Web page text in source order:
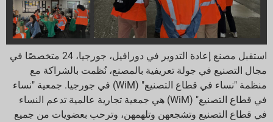
استقبل مصنع إعادة التدوير في دورافيل، جورجيا، 24 متخصصًا في
مجال التصنيع في جولة تعريفية بالمصنع، نُظمت بالشراكة مع
منظمة "نساء في قطاع التصنيع" (WiM) في جورجيا. جمعية "نساء
في قطاع التصنيع" (WiM) هي جمعية تجارية عالمية تدعم النساء
في قطاع التصنيع وتشجعهن وتلهمهن، وترحب بعضويات من جميع